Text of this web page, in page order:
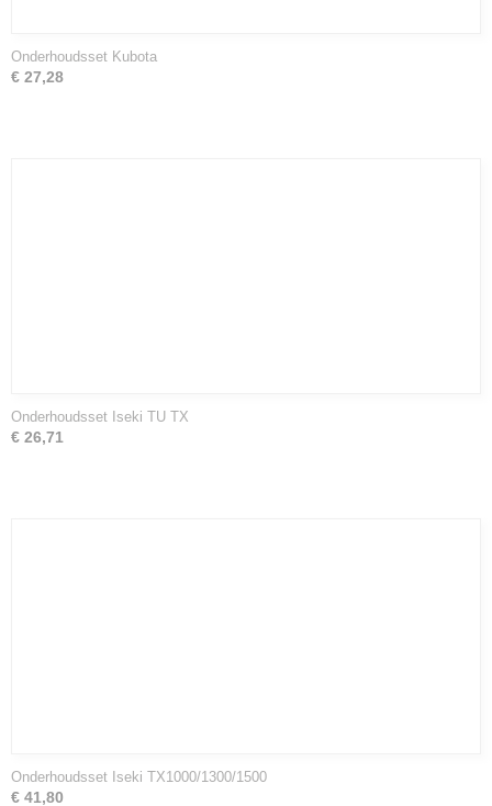
Onderhoudsset Kubota
€ 27,28
Onderhoudsset Iseki TU TX
€ 26,71
Onderhoudsset Iseki TX1000/1300/1500
€ 41,80